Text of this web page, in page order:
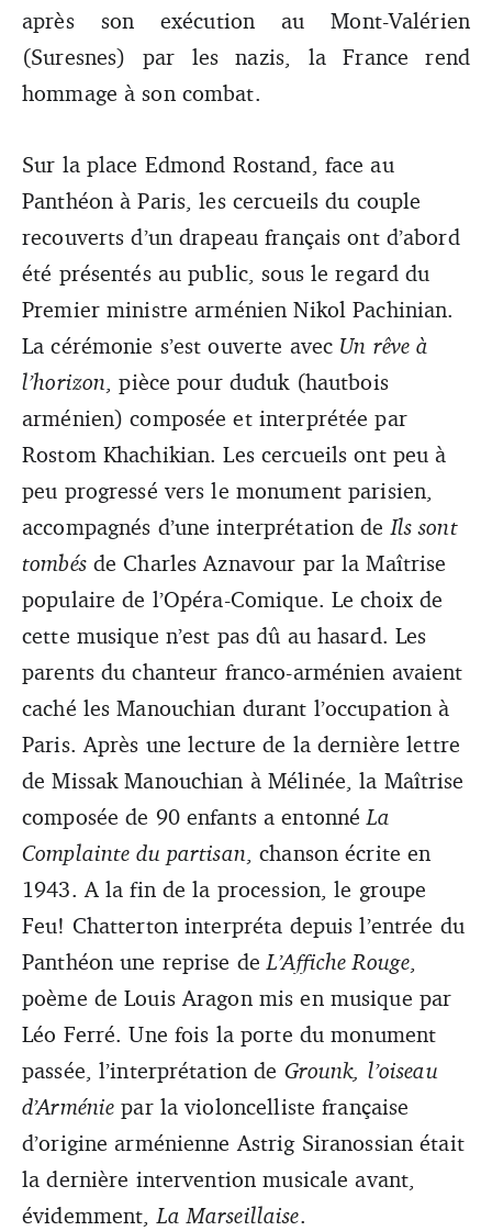
après son exécution au Mont-Valérien
(Suresnes) par les nazis, la France rend
hommage à son combat.
Sur la place Edmond Rostand, face au
Panthéon à Paris, les cercueils du couple
recouverts d’un drapeau français ont d’abord
été présentés au public, sous le regard du
Premier ministre arménien Nikol Pachinian.
La cérémonie s’est ouverte avec Un rêve à
l’horizon, pièce pour duduk (hautbois
arménien) composée et interprétée par
Rostom Khachikian. Les cercueils ont peu à
peu progressé vers le monument parisien,
accompagnés d’une interprétation deIls sont
tombésde Charles Aznavour par la Maîtrise
populaire de l’Opéra-Comique. Le choix de
cette musique n’est pas dû au hasard. Les
parents du chanteur franco-arménien avaient
caché les Manouchian durant l’occupation à
Paris. Après une lecture de la dernière lettre
de Missak Manouchian à Mélinée, la Maîtrise
composée de 90 enfants a entonnéLa
Complainte du partisan, chanson écrite en
1943. A la fin de la procession, le groupe
Feu! Chatterton interpréta depuis l’entrée du
Panthéon une reprise deL’Affiche Rouge,
poème de Louis Aragon mis en musique par
Léo Ferré. Une fois la porte du monument
passée, l’interprétation de Grounk, l’oiseau
d’Arméniepar la violoncelliste française
d’origine arménienne Astrig Siranossian était
la dernière intervention musicale avant,
évidemment,La Marseillaise.